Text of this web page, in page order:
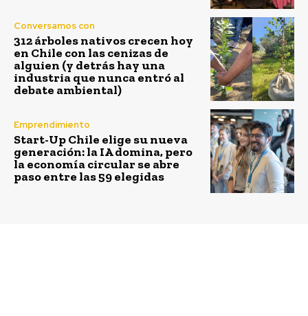
Conversamos con
312 árboles nativos crecen hoy
en Chile con las cenizas de
alguien (y detrás hay una
industria que nunca entró al
debate ambiental)
Emprendimiento
Start-Up Chile elige su nueva
generación: la IA domina, pero
la economía circular se abre
paso entre las 59 elegidas